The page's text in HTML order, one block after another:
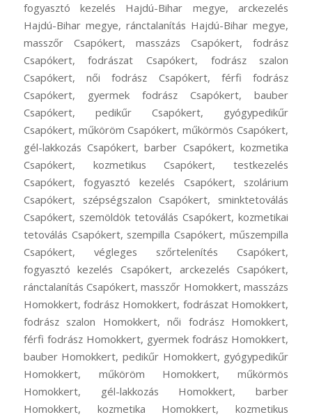
fogyasztó kezelés Hajdú-Bihar megye, arckezelés
Hajdú-Bihar megye, ránctalanítás Hajdú-Bihar megye,
masszőr Csapókert, masszázs Csapókert, fodrász
Csapókert, fodrászat Csapókert, fodrász szalon
Csapókert, női fodrász Csapókert, férfi fodrász
Csapókert, gyermek fodrász Csapókert, bauber
Csapókert, pedikűr Csapókert, gyógypedikűr
Csapókert, műköröm Csapókert, műkörmös Csapókert,
gél-lakkozás Csapókert, barber Csapókert, kozmetika
Csapókert, kozmetikus Csapókert, testkezelés
Csapókert, fogyasztó kezelés Csapókert, szolárium
Csapókert, szépségszalon Csapókert, sminktetoválás
Csapókert, szemöldök tetoválás Csapókert, kozmetikai
tetoválás Csapókert, szempilla Csapókert, műszempilla
Csapókert, végleges szőrtelenítés Csapókert,
fogyasztó kezelés Csapókert, arckezelés Csapókert,
ránctalanítás Csapókert, masszőr Homokkert, masszázs
Homokkert, fodrász Homokkert, fodrászat Homokkert,
fodrász szalon Homokkert, női fodrász Homokkert,
férfi fodrász Homokkert, gyermek fodrász Homokkert,
bauber Homokkert, pedikűr Homokkert, gyógypedikűr
Homokkert, műköröm Homokkert, műkörmös
Homokkert, gél-lakkozás Homokkert, barber
Homokkert, kozmetika Homokkert, kozmetikus